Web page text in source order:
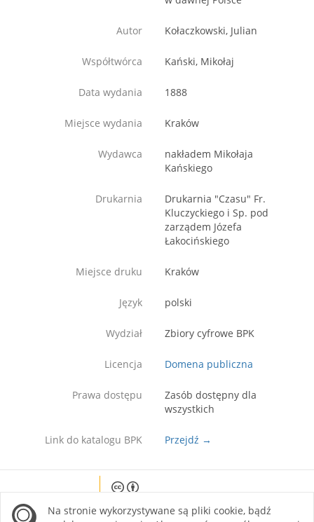
Autor Kołaczkowski, Julian
Współtwórca Kański, Mikołaj
Data wydania 1888
Miejsce wydania Kraków
Wydawca
nakładem Mikołaja
Kańskiego
Drukarnia
Drukarnia "Czasu" Fr.
Kluczyckiego i Sp. pod
zarządem Józefa
Łakocińskiego
Miejsce druku Kraków
Język polski
Wydział Zbiory cyfrowe BPK
Licencja Domena publiczna
Prawa dostępu
Zasób dostępny dla
wszystkich
Link do katalogu BPK Przejdź →
site is licensed under a Creative Commons
Na stronie wykorzystywane są pliki cookie, bądź